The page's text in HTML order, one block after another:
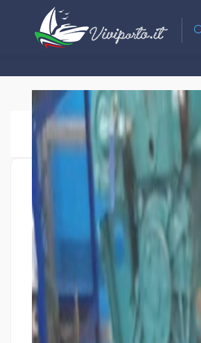
Contatti e maps